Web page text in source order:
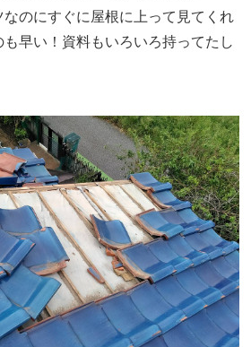
のにすぐに屋根に上って見てくれ
早い！資料もいろいろ持ってたし